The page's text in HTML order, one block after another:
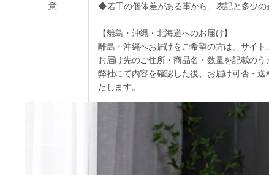
意
◆若干の個体差がある事から、表記と多少の
【離島・沖縄・北海道へのお届け】
離島・沖縄へお届けをご希望の方は、サイト
お届け先のご住所・商品名・数量を記載のう
弊社にて内容を確認した後、お届け可否・
たします。